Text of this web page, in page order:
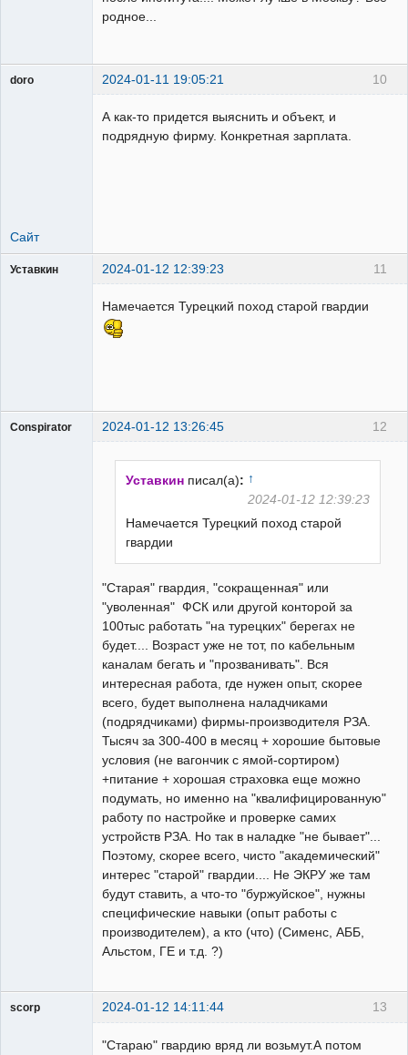
родное...
10
doro 2024-01-11 19:05:21
А как-то придется выяснить и объект, и
подрядную фирму. Конкретная зарплата.
Сайт
11
Уставкин 2024-01-12 12:39:23
Намечается Турецкий поход старой гвардии
12
Conspirator 2024-01-12 13:26:45
Уставкин писал(а): ↑
2024-01-12 12:39:23
Намечается Турецкий поход старой
гвардии
"Старая" гвардия, "сокращенная" или
"уволенная" ФСК или другой конторой за
100тыс работать "на турецких" берегах не
будет.... Возраст уже не тот, по кабельным
каналам бегать и "прозванивать". Вся
интересная работа, где нужен опыт, скорее
всего, будет выполнена наладчиками
(подрядчиками) фирмы-производителя РЗА.
Тысяч за 300-400 в месяц + хорошие бытовые
условия (не вагончик с ямой-сортиром)
+питание + хорошая страховка еще можно
подумать, но именно на "квалифицированную"
работу по настройке и проверке самих
устройств РЗА. Но так в наладке "не бывает"...
Поэтому, скорее всего, чисто "академический"
интерес "старой" гвардии.... Не ЭКРУ же там
будут ставить, а что-то "буржуйское", нужны
специфические навыки (опыт работы с
производителем), а кто (что) (Сименс, АББ,
Альстом, ГЕ и т.д. ?)
13
scorp 2024-01-12 14:11:44
"Стараю" гвардию вряд ли возьмут.А потом